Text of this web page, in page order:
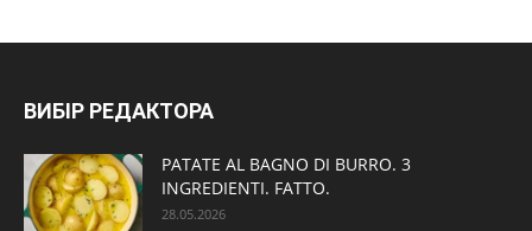
ВИБІР РЕДАКТОРА
PATATE AL BAGNO DI BURRO. 3
INGREDIENTI. FATTO.
28.05.2026